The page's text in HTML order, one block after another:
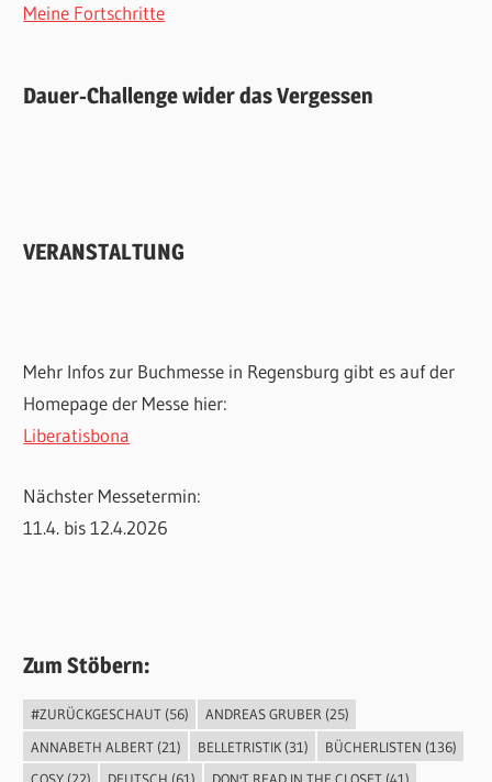
Meine Fortschritte
Dauer-Challenge wider das Vergessen
VERANSTALTUNG
Mehr Infos zur Buchmesse in Regensburg gibt es auf der
Homepage der Messe hier:
Liberatisbona
Nächster Messetermin:
11.4. bis 12.4.2026
Zum Stöbern:
#ZURÜCKGESCHAUT(56) ANDREAS GRUBER(25)
ANNABETH ALBERT(21) BELLETRISTIK(31) BÜCHERLISTEN (136)